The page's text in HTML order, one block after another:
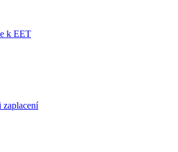
k EET
zaplacení